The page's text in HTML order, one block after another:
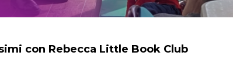
con Rebecca Little Book Club